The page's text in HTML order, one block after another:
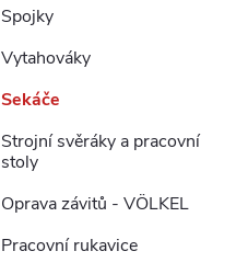
Spojky
Vytahováky
Sekáče
Strojní svěráky a pracovní
stoly
Oprava závitů - VÖLKEL
Pracovní rukavice